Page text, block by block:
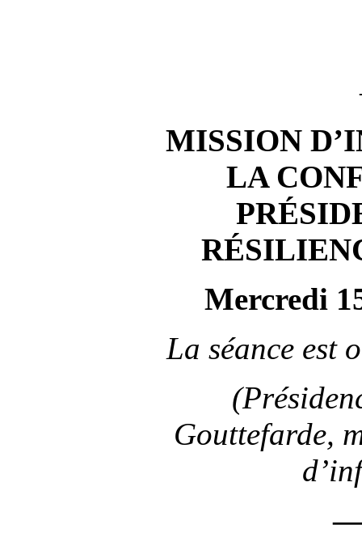
MISSION
LA
Mercredi
La séance est
Gouttefarde,